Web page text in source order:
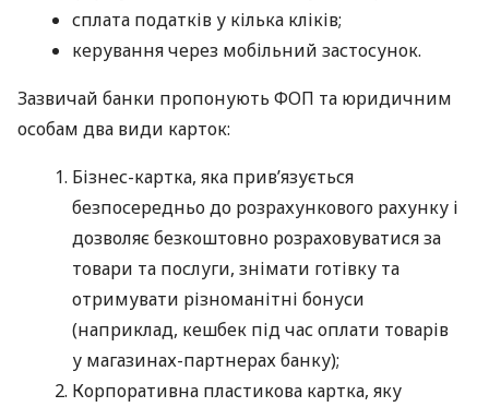
сплата податків у кілька кліків;
керування через мобільний застосунок.
Зазвичай банки пропонують ФОП та юридичним
особам два види карток:
Бізнес-картка, яка прив’язується
безпосередньо до розрахункового рахунку і
дозволяє безкоштовно розраховуватися за
товари та послуги, знімати готівку та
отримувати різноманітні бонуси
(наприклад, кешбек під час оплати товарів
у магазинах-партнерах банку);
Корпоративна пластикова картка, яку